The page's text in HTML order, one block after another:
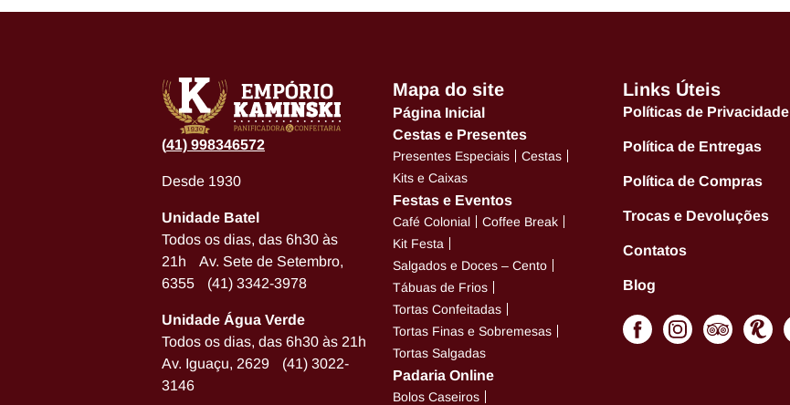
(41) 998346572
Desde 1930
Unidade Batel
Todos os dias, das 6h30 às
21h Av. Sete de Setembro,
6355 (41) 3342-3978
Unidade Água Verde
Todos os dias, das 6h30 às 21h
Av. Iguaçu, 2629 (41) 3022-
3146
Mapa do site
Página Inicial
Cestas e Presentes
Presentes Especiais
Cestas
Kits e Caixas
Festas e Eventos
Café Colonial
Coffee Break
Kit Festa
Salgados e Doces – Cento
Tábuas de Frios
Tortas Confeitadas
Tortas Finas e Sobremesas
Tortas Salgadas
Padaria Online
Bolos Caseiros
Links Úteis
Políticas de Privacidade
Política de Entregas
Política de Compras
Trocas e Devoluções
Contatos
Blog